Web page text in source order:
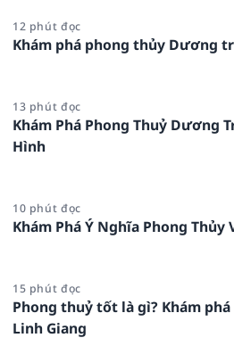
12 phút đọc
Khám phá phong thủy Dương
13 phút đọc
Khám Phá Phong Thuỷ Dương
Hình
10 phút đọc
Khám Phá Ý Nghĩa Phong Thủy
15 phút đọc
Phong thuỷ tốt là gì? Khám
Linh Giang